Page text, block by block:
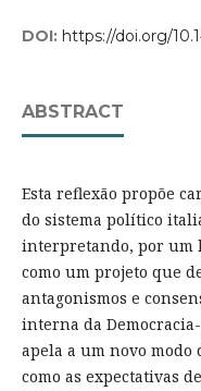
DOI: https://doi.org/
ABSTRACT
Esta reflexão propõe
do sistema político
interpretando, por um
como um projeto que
antagonismos e
interna da
apela a um novo modo
como as expectativas